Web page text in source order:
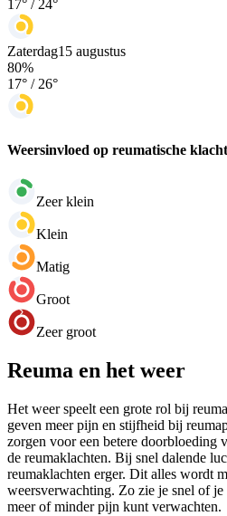
17° / 24°
Zaterdag15 augustus
80%
17° / 26°
Weersinvloed op reumatische
Zeer klein
Klein
Matig
Groot
Zeer groot
Reuma en het weer
Het weer speelt een grote rol bij
geven meer pijn en stijfheid bij
zorgen voor een betere doorbloeding
de reumaklachten. Bij snel dalende
reumaklachten erger. Dit alles wordt
weersverwachting. Zo zie je snel of je
meer of minder pijn kunt verwachten.